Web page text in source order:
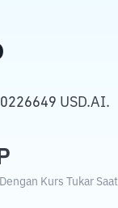
USD.AI.
Kurs Tukar